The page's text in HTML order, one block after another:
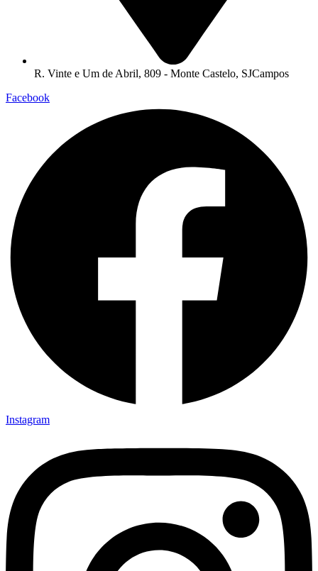
R. Vinte e Um de Abril, 809 - Monte Castelo, SJCampos
Facebook
Instagram